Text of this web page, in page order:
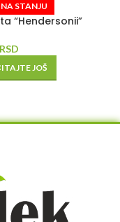
STANJU
“Hendersonii”
RSD
JOŠ